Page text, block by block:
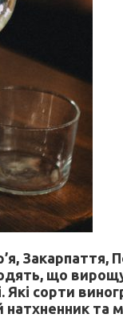
Закарпаття,
що
сорти
натхненник